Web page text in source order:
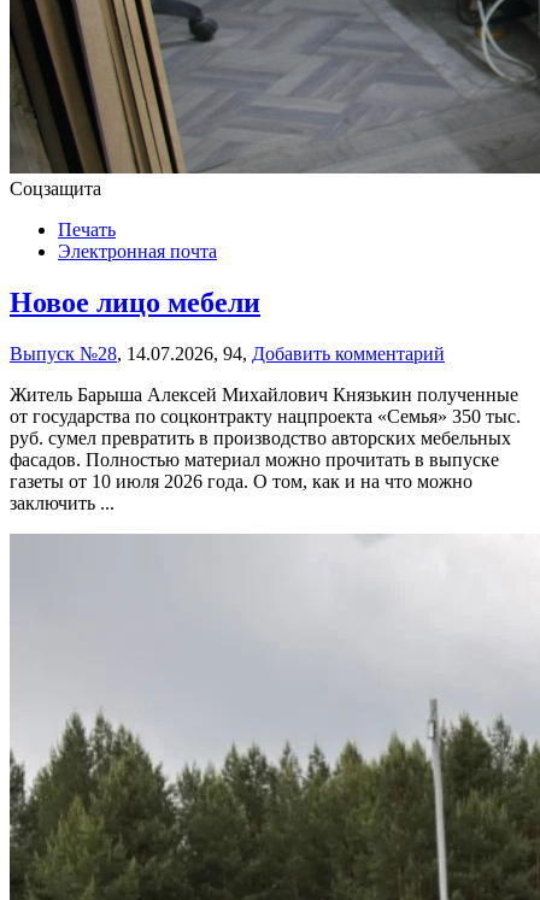
Соцзащита
Печать
Электронная почта
Новое лицо мебели
Выпуск №28, 14.07.2026, 94, Добавить комментарий
Житель Барыша Алексей Михайлович Князькин полученные
от государства по соцконтракту нацпроекта «Семья» 350 тыс.
руб. сумел превратить в производство авторских мебельных
фасадов. Полностью материал можно прочитать в выпуске
газеты от 10 июля 2026 года. О том, как и на что можно
заключить ...